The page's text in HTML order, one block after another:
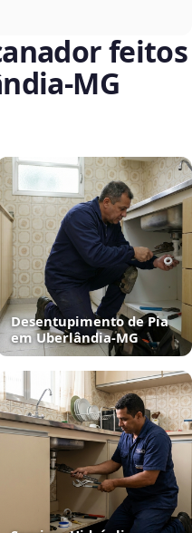
feitos
Desentupimento de Pia
em Uberlândia‑MG